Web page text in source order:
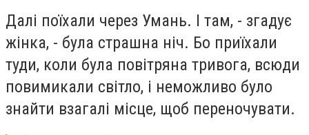
Далі поїхали через Умань. І там, - згадує
жінка, - була страшна ніч. Бо приїхали
туди, коли була повітряна тривога, всюди
повимикали світло, і неможливо було
знайти взагалі місце, щоб переночувати.